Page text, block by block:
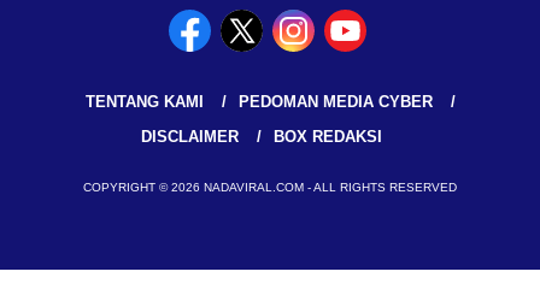
TENTANG KAMI
PEDOMAN MEDIA CYBER
DISCLAIMER
BOX REDAKSI
COPYRIGHT © 2026 NADAVIRAL.COM - ALL RIGHTS RESERVED